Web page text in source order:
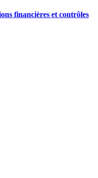
financières et contrôles